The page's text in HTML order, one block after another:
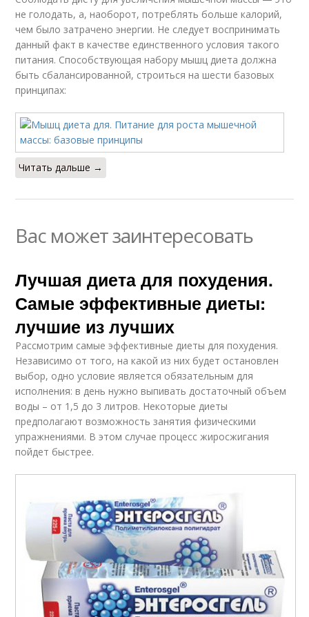
не голодать, а, наоборот, потреблять больше калорий,
чем было затрачено энергии. Не следует воспринимать
данный факт в качестве единственного условия такого
питания. Способствующая набору мышц диета должна
быть сбалансированной, строиться на шести базовых
принципах:
Читать дальше →
Вас может заинтересовать
Лучшая диета для похудения.
Самые эффективные диеты:
лучшие из лучших
Рассмотрим самые эффективные диеты для похудения.
Независимо от того, на какой из них будет остановлен
выбор, одно условие является обязательным для
исполнения: в день нужно выпивать достаточный объем
воды – от 1,5 до 3 литров. Некоторые диеты
предполагают возможность занятия физическими
упражнениями. В этом случае процесс жиросжигания
пойдет быстрее.